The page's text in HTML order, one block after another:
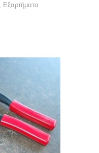
Εξαρτήματα